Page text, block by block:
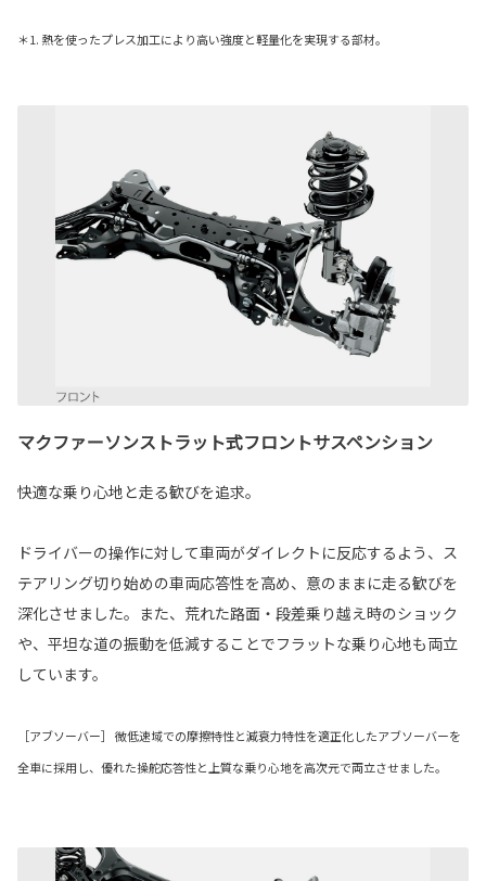
＊1. 熱を使ったプレス加工により高い強度と軽量化を実現する部材。
マクファーソンストラット式フロントサスペンション
快適な乗り心地と走る歓びを追求。
ドライバーの操作に対して車両がダイレクトに反応するよう、ス
テアリング切り始めの車両応答性を高め、意のままに走る歓びを
深化させました。また、荒れた路面・段差乗り越え時のショック
や、平坦な道の振動を低減することでフラットな乗り心地も両立
しています。
［アブソーバー］ 微低速域での摩擦特性と減衰力特性を適正化したアブソーバーを
全車に採用し、優れた操舵応答性と上質な乗り心地を高次元で両立させました。